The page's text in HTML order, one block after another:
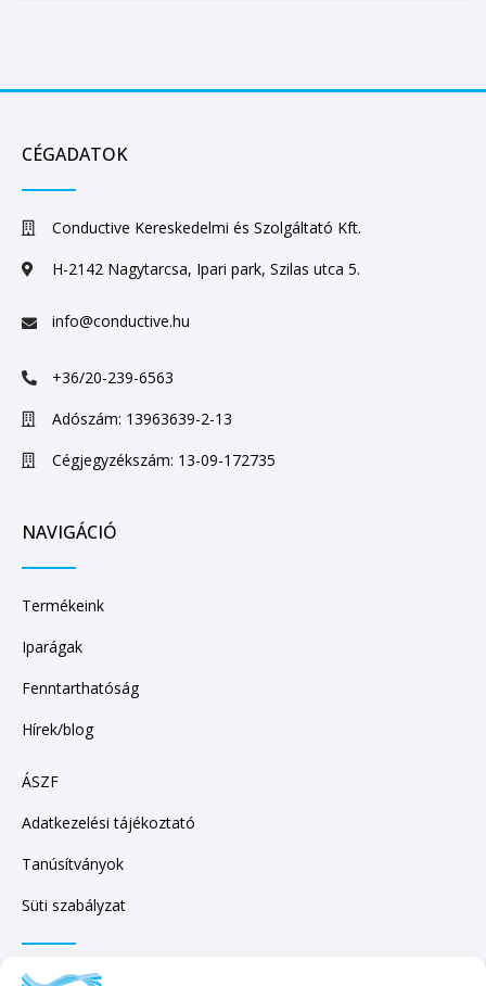
CÉGADATOK
Conductive Kereskedelmi és Szolgáltató Kft.
H-2142 Nagytarcsa, Ipari park, Szilas utca 5.
info@conductive.hu
+36/20-239-6563
Adószám: 13963639-2-13
Cégjegyzékszám: 13-09-172735
NAVIGÁCIÓ
Termékeink
Iparágak
Fenntarthatóság
Hírek/blog
ÁSZF
Adatkezelési tájékoztató
Tanúsítványok
Süti szabályzat
IRATKOZZON FEL HÍRLEVELÜNKRE!